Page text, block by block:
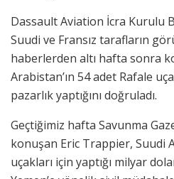
Dassault Aviation İcra Kurulu
Suudi ve Fransız tarafların
haberlerden altı hafta sonra
Arabistan’ın 54 adet Rafale
pazarlık yaptığını doğruladı.
Geçtiğimiz hafta Savunma
konuşan Eric Trappier, Suudi
uçakları için yaptığı milyar